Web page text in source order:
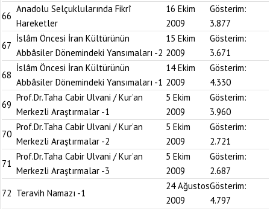
66
Anadolu Selçuklularında Fikrî
Hareketler
16 Ekim
2009
Gösterim:
3.877
67
İslâm Öncesi İran Kültürünün
Abbâsiler Dönemindeki Yansımaları -2
15 Ekim
2009
Gösterim:
3.671
68
İslâm Öncesi İran Kültürünün
Abbâsiler Dönemindeki Yansımaları -1
14 Ekim
2009
Gösterim:
4.330
69
Prof.Dr.Taha Cabir Ulvani / Kur’an
Merkezli Araştırmalar -1
5 Ekim
2009
Gösterim:
3.960
70
Prof.Dr.Taha Cabir Ulvani / Kur’an
Merkezli Araştırmalar -2
5 Ekim
2009
Gösterim:
2.721
71
Prof.Dr.Taha Cabir Ulvani / Kur’an
Merkezli Araştırmalar -3
5 Ekim
2009
Gösterim:
2.687
72 Teravih Namazı -1
24 Ağustos
2009
Gösterim:
4.797